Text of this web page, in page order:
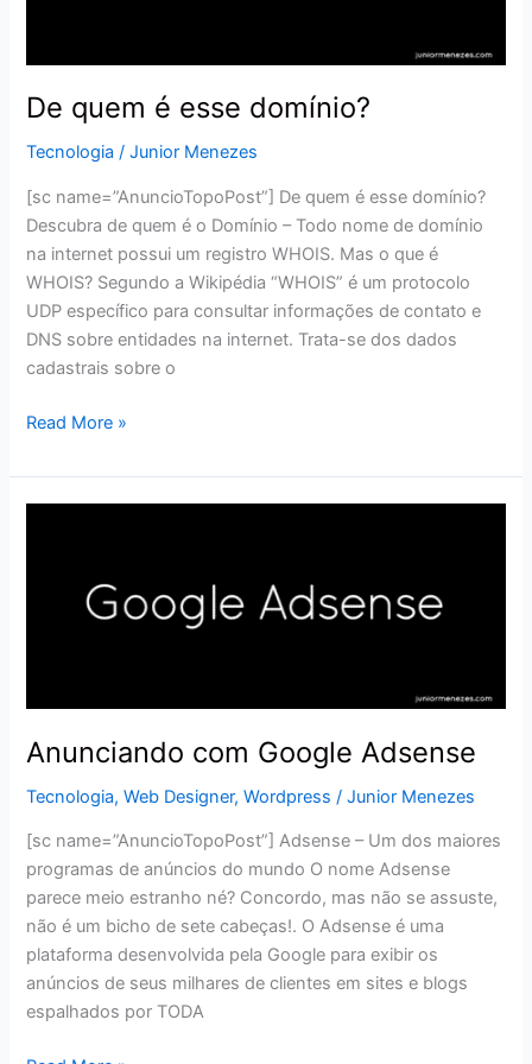
De quem é esse domínio?
Tecnologia /Junior Menezes
[sc name=”AnuncioTopoPost”] De quem é esse domínio?
Descubra de quem é o Domínio – Todo nome de domínio
na internet possui um registro WHOIS. Mas o que é
WHOIS? Segundo a Wikipédia “WHOIS” é um protocolo
UDP específico para consultar informações de contato e
DNS sobre entidades na internet. Trata-se dos dados
cadastrais sobre o
Read More »
Anunciando com Google Adsense
Tecnologia,Web Designer,Wordpress /Junior Menezes
[sc name=”AnuncioTopoPost”] Adsense – Um dos maiores
programas de anúncios do mundo O nome Adsense
parece meio estranho né? Concordo, mas não se assuste,
não é um bicho de sete cabeças!. O Adsense é uma
plataforma desenvolvida pela Google para exibir os
anúncios de seus milhares de clientes em sites e blogs
espalhados por TODA
Adsense